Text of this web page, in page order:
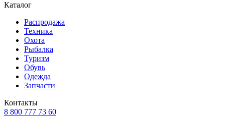
Каталог
Распродажа
Техника
Охота
Рыбалка
Туризм
Обувь
Одежда
Запчасти
Контакты
8 800 777 73 60